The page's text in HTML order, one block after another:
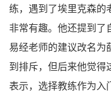
练，遇到了埃里克森的
非常有趣。他还提到了
易经老师的建议改名为
到排斥，但后来他觉
表示，选择教练作为入